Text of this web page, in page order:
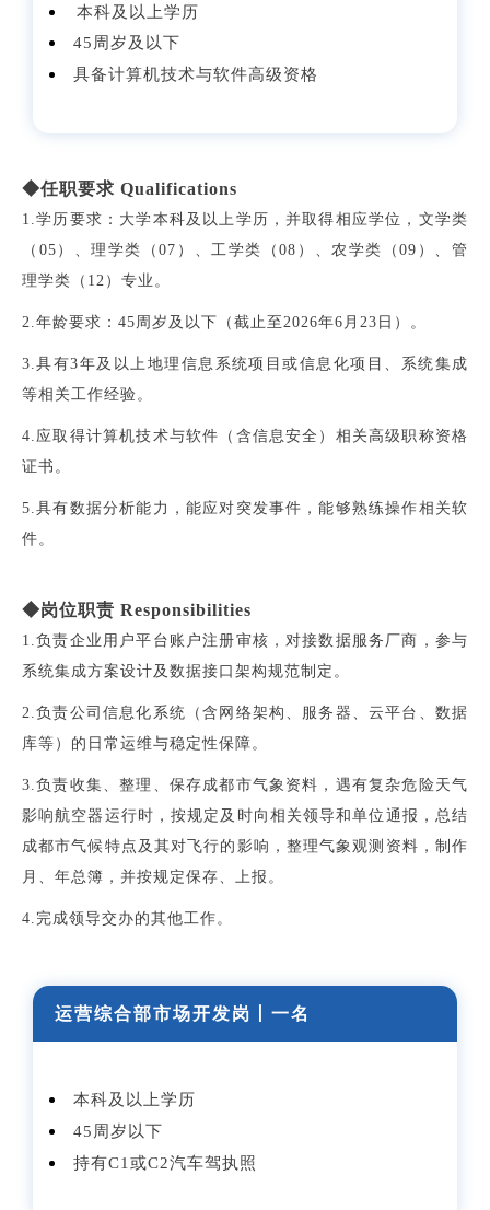
本科及以上学历
45周岁及以下
具备计算机技术与软件高级资格
◆任职要求 Qualifications
1.学历要求：大学本科及以上学历，并取得相应学位，文学类
（05）、理学类（07）、工学类（08）、农学类（09）、管
理学类（12）专业。
2.年龄要求：45周岁及以下（截止至2026年6月23日）。
3.具有3年及以上地理信息系统项目或信息化项目、系统集成
等相关工作经验。
4.应取得计算机技术与软件（含信息安全）相关高级职称资格
证书 。
5.具有数据分析能力，能应对突发事件，能够熟练操作相关软
件。
◆岗位职责 Responsibilities
1.负责企业用户平台账户注册审核，对接数据服务厂商，参与
系统集成方案设计及数据接口架构规范制定。
2.负责公司信息化系统（含网络架构、服务器、云平台、数据
库等）的日常运维与稳定性保障。
3.负责收集、整理、保存成都市气象资料，遇有复杂危险天气
影响航空器运行时，按规定及时向相关领导和单位通报，总结
成都市气候特点及其对飞行的影响，整理气象观测资料，制作
月、年总簿，并按规定保存、上报。
4.完成领导交办的其他工作。
运营综合部市场开发岗 丨一名
本科及以上学历
45周岁以下
持有C1或C2汽车驾执照